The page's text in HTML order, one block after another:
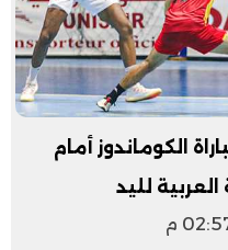
الكوماندوز أمام
لليد